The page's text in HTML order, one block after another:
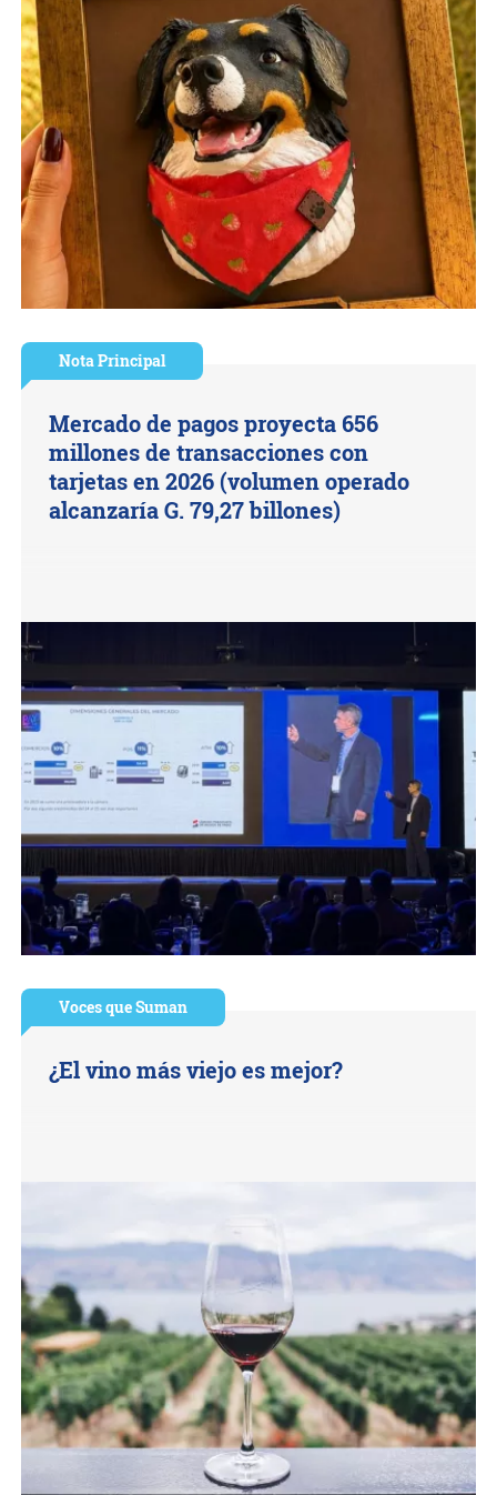
Nota Principal
Mercado de pagos proyecta 656
millones de transacciones con
tarjetas en 2026 (volumen operado
alcanzaría G. 79,27 billones)
Voces que Suman
¿El vino más viejo es mejor?